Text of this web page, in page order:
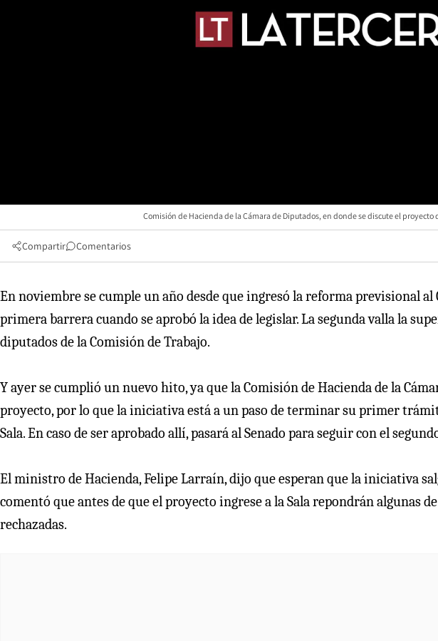
Comisión de Hacienda de la Cámara de Diputados, en donde se discute el proyecto
Compartir Comentarios
En noviembre se cumple un año desde que ingresó la reforma previsional al
primera barrera cuando se aprobó la idea de legislar. La segunda valla la
diputados de la Comisión de Trabajo.
Y ayer se cumplió un nuevo hito, ya que la Comisión de Hacienda de la
proyecto, por lo que la iniciativa está a un paso de terminar su primer
Sala. En caso de ser aprobado allí, pasará al Senado para seguir con el
El ministro de Hacienda, Felipe Larraín, dijo que esperan que la iniciativa
comentó que antes de que el proyecto ingrese a la Sala repondrán algunas
rechazadas.